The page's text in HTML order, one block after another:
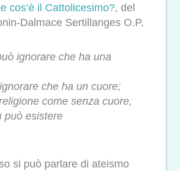
cos’è il Cattolicesimo?, del
Dalmace Sertillanges O.P.
ignorare che ha una
che ha un cuore;
come senza cuore,
può esistere
si può parlare di ateismo